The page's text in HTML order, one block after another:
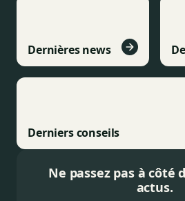
Dernières news
Derniers conseils
Ne passez pas à côté
actus.